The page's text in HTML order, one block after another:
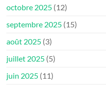
octobre 2025 (12)
septembre 2025 (15)
août 2025 (3)
juillet 2025 (5)
juin 2025 (11)